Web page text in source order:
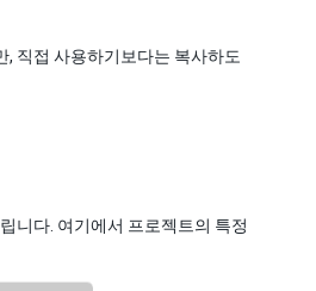
직접 사용하기보다는 복사하도
니다. 여기에서 프로젝트의 특정